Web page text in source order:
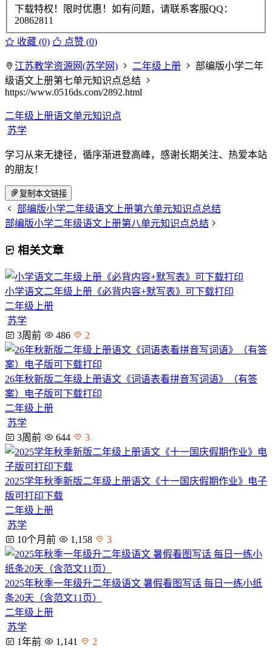
下载特权！限时优惠！如有问题，请联系客服QQ：
20862811
收藏 (0) 点赞 (0)
江苏教学资源网(苏学网) 二年级上册
部编版小学二年
级语文上册第七单元知识点总结
https://www.0516ds.com/2892.html
二年级上册语文单元知识点
苏学
学习从来无捷径，循序渐进登高峰，感谢长期关注、热爱本站
的朋友！
复制本文链接
部编版小学二年级语文上册第六单元知识点总结
部编版小学二年级语文上册第八单元知识点总结
相关文章
小学语文二年级上册《必背内容+默写表》可下载打印
二年级上册
苏学
3周前
486 2
26年秋新版二年级上册语文《词语表看拼音写词语》（有答
案）电子版可下载打印
二年级上册
苏学
3周前
644 3
2025学年秋季新版二年级上册语文《十一国庆假期作业》电子
版可打印下载
二年级上册
苏学
10个月前
1,158 3
2025年秋季一年级升二年级语文 暑假看图写话 每日一练小纸
条20天（含范文11页）
二年级上册
苏学
1年前
1,141
2